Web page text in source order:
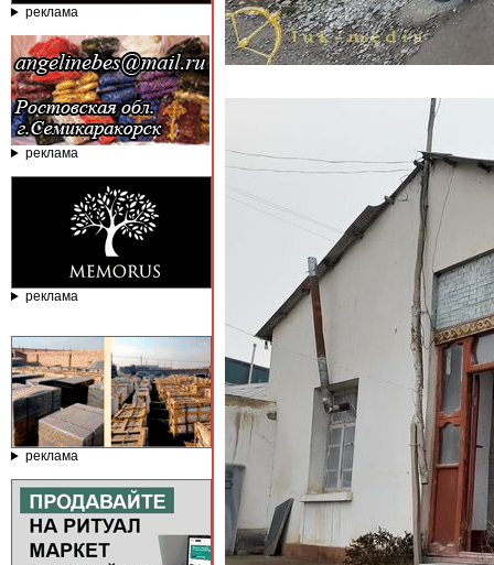
реклама
реклама
реклама
реклама